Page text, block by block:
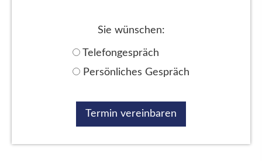
Sie wünschen:
Telefongespräch
Persönliches Gespräch